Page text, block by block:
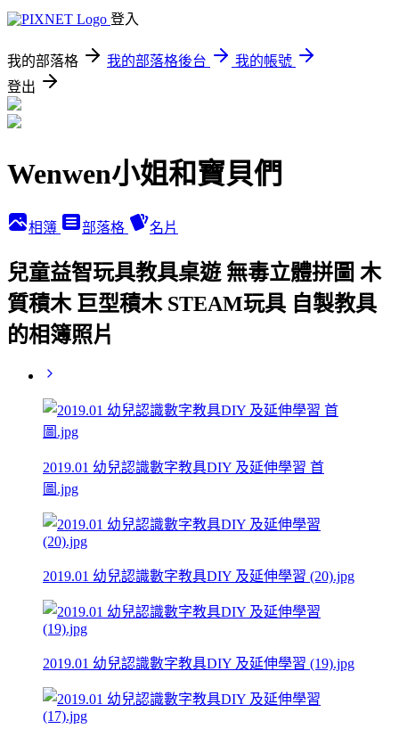
登入
我的部落格 我的部落格後台
我的帳號
登出
Wenwen小姐和寶貝們
相簿 部落格 名片
兒童益智玩具教具桌遊 無毒立體拼圖 木
質積木 巨型積木 STEAM玩具 自製教具
的相簿照片
2019.01 幼兒認識數字教具DIY 及延伸學習 首
圖.jpg
2019.01 幼兒認識數字教具DIY 及延伸學習 (20).jpg
2019.01 幼兒認識數字教具DIY 及延伸學習 (19).jpg